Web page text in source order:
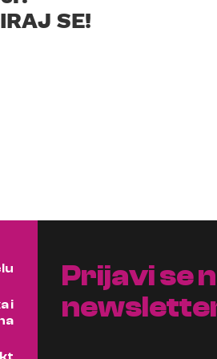
SE!
i
Prijavi se